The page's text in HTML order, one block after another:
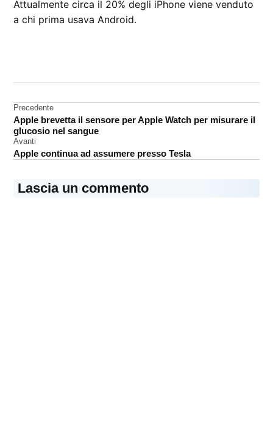
Attualmente circa il 20% degli iPhone viene venduto
a chi prima usava Android.
Android
iOS
Navigazione
articoli
Precedente
Apple brevetta il sensore per Apple Watch per misurare il
glucosio nel sangue
Avanti
Apple continua ad assumere presso Tesla
Lascia un commento